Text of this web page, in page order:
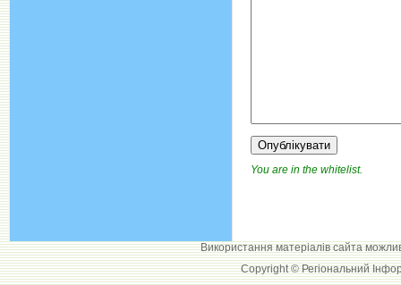
You are in the whitelist.
Використання матеріалів сайта
Copyright © Регіональний